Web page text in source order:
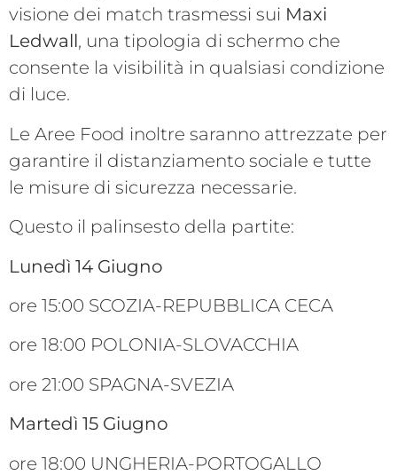
visione dei match trasmessi sui Maxi
Ledwall, una tipologia di schermo che
consente la visibilità in qualsiasi condizione
di luce.
Le Aree Food inoltre saranno attrezzate per
garantire il distanziamento sociale e tutte
le misure di sicurezza necessarie.
Questo il palinsesto della partite:
Lunedì 14 Giugno
ore 15:00 SCOZIA-REPUBBLICA CECA
ore 18:00 POLONIA-SLOVACCHIA
ore 21:00 SPAGNA-SVEZIA
Martedì 15 Giugno
ore 18:00 UNGHERIA-PORTOGALLO